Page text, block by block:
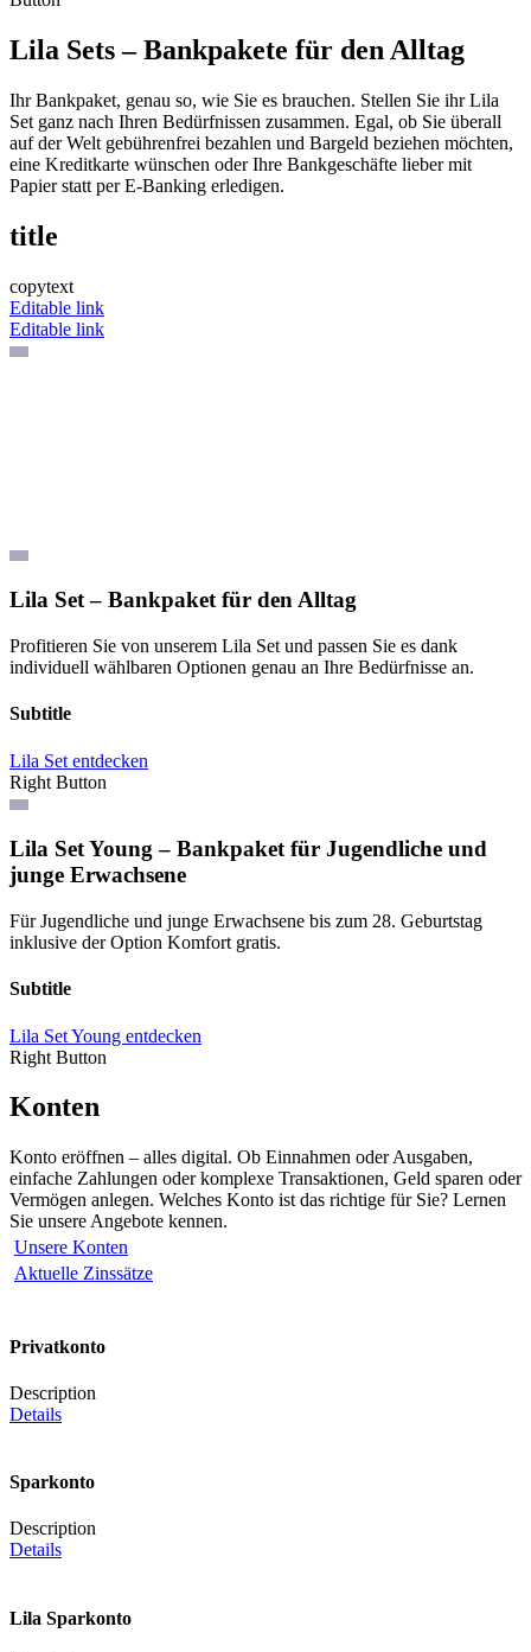
Lila Sets – Bankpakete für den Alltag
Ihr Bankpaket, genau so, wie Sie es brauchen. Stellen Sie ihr Lila
Set ganz nach Ihren Bedürfnissen zusammen. Egal, ob Sie überall
auf der Welt gebührenfrei bezahlen und Bargeld beziehen möchten,
eine Kreditkarte wünschen oder Ihre Bankgeschäfte lieber mit
Papier statt per E-Banking erledigen.
title
copytext
Editable link
Editable link
Lila Set – Bankpaket für den Alltag
Profitieren Sie von unserem Lila Set und passen Sie es dank
individuell wählbaren Optionen genau an Ihre Bedürfnisse an.
Subtitle
Lila Set entdecken
Right Button
Lila Set Young – Bankpaket für Jugendliche und
junge Erwachsene
Für Jugendliche und junge Erwachsene bis zum 28. Geburtstag
inklusive der Option Komfort gratis.
Subtitle
Lila Set Young entdecken
Right Button
Konten
Konto eröffnen – alles digital. Ob Einnahmen oder Ausgaben,
einfache Zahlungen oder komplexe Transaktionen, Geld sparen oder
Vermögen anlegen. Welches Konto ist das richtige für Sie? Lernen
Sie unsere Angebote kennen.
Unsere Konten
Aktuelle Zinssätze
Privatkonto
Description
Details
Sparkonto
Description
Details
Lila Sparkonto